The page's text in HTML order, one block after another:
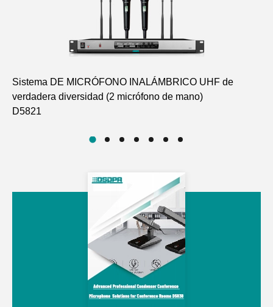
Sistema DE MICRÓFONO INALÁMBRICO UHF de
verdadera diversidad (2 micrófono de mano)
D5821